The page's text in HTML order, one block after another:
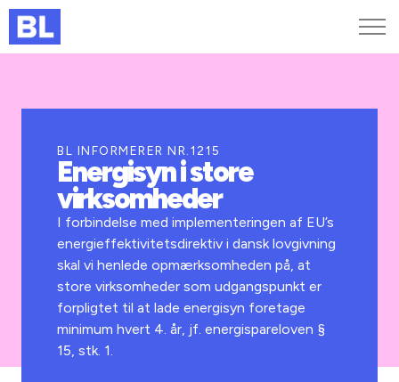
Kurser og arrangementer
Jobportalen
BL INFORMERER NR.1215
Energisyn i store
virksomheder
I forbindelse med implementeringen af EU’s
energieffektivitetsdirektiv i dansk lovgivning
skal vi henlede opmærksomheden på, at
store virksomheder som udgangspunkt er
forpligtet til at lade energisyn foretage
minimum hvert 4. år, jf. energispareloven §
15, stk. 1.